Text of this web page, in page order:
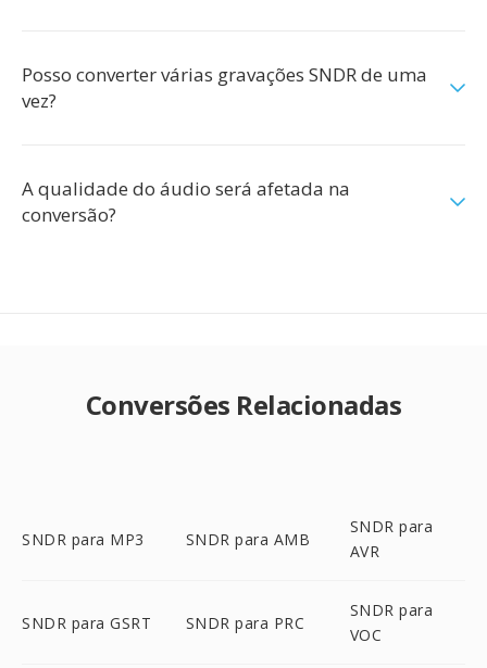
Posso converter várias gravações SNDR de uma
vez?
A qualidade do áudio será afetada na
conversão?
Conversões Relacionadas
SNDR para MP3 SNDR para AMB
SNDR para
AVR
SNDR para GSRT SNDR para PRC
SNDR para
VOC